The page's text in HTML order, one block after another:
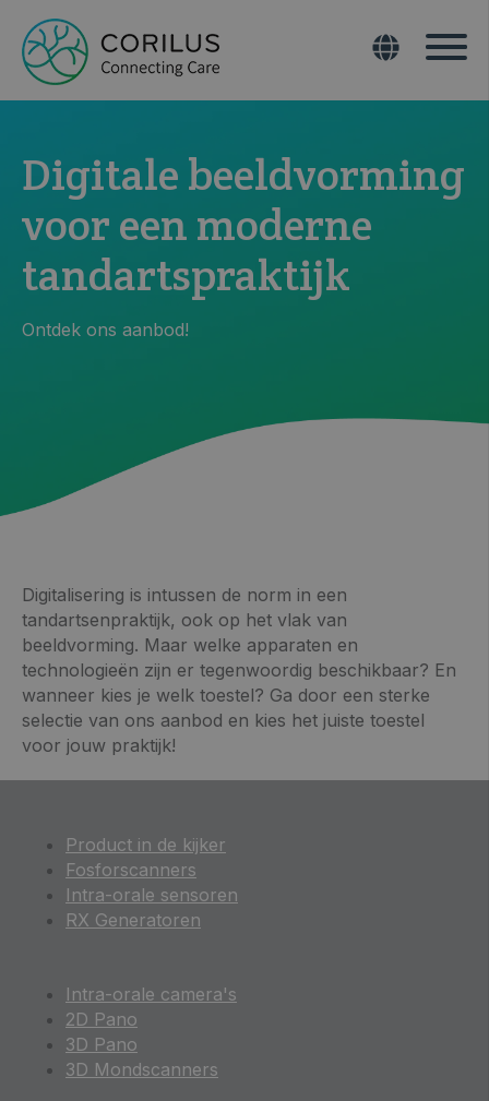
Digitale beeldvorming
voor een moderne
tandartspraktijk
Ontdek ons aanbod!
Digitalisering is intussen de norm in een
tandartsenpraktijk, ook op het vlak van
beeldvorming. Maar welke apparaten en
technologieën zijn er tegenwoordig beschikbaar? En
wanneer kies je welk toestel? Ga door een sterke
selectie van ons aanbod en kies het juiste toestel
voor jouw praktijk!
Product in de kijker
Fosforscanners
Intra-orale sensoren
RX Generatoren
Intra-orale camera's
2D Pano
3D Pano
3D Mondscanners